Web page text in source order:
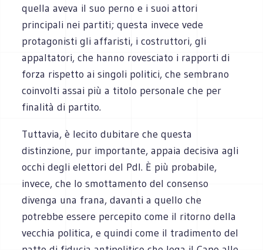
quella aveva il suo perno e i suoi attori
principali nei partiti; questa invece vede
protagonisti gli affaristi, i costruttori, gli
appaltatori, che hanno rovesciato i rapporti di
forza rispetto ai singoli politici, che sembrano
coinvolti assai più a titolo personale che per
finalità di partito.
Tuttavia, è lecito dubitare che questa
distinzione, pur importante, appaia decisiva agli
occhi degli elettori del Pdl. È più probabile,
invece, che lo smottamento del consenso
divenga una frana, davanti a quello che
potrebbe essere percepito come il ritorno della
vecchia politica, e quindi come il tradimento del